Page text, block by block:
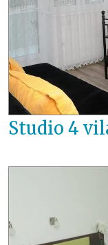
Studio 4